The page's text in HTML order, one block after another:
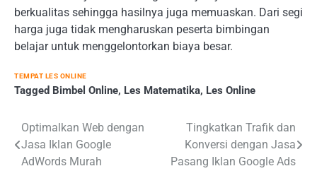
berkualitas sehingga hasilnya juga memuaskan. Dari segi
harga juga tidak mengharuskan peserta bimbingan
belajar untuk menggelontorkan biaya besar.
TEMPAT LES ONLINE
Tagged Bimbel Online, Les Matematika, Les Online
Post
navigation
Optimalkan Web dengan
Jasa Iklan Google
AdWords Murah
Tingkatkan Trafik dan
Konversi dengan Jasa
Pasang Iklan Google Ads